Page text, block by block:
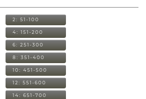
2: 51-100
4: 151-200
6: 251-300
8: 351-400
10: 451-500
12: 551-600
14: 651-700